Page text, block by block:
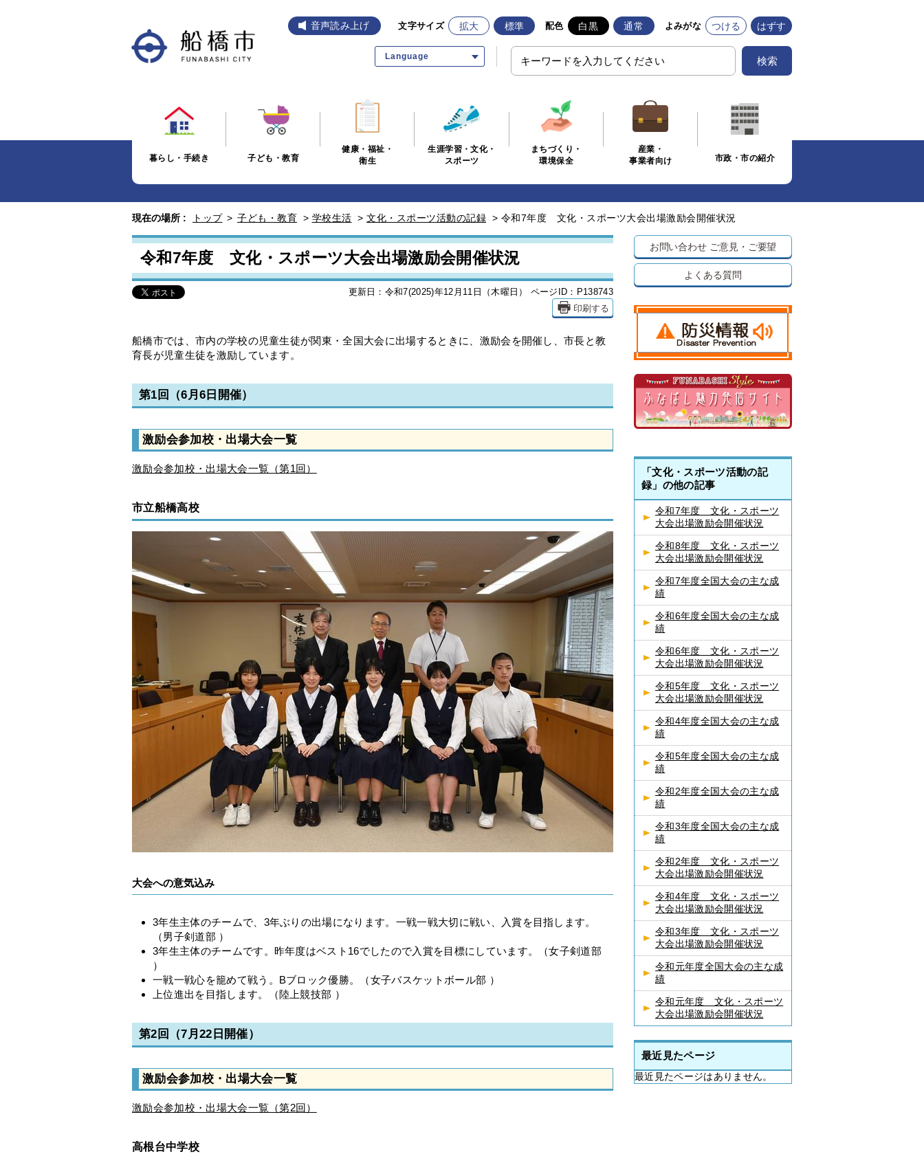
音声読み上げ 文字サイズ 拡大 標準 配色 白黒 通常 よみがな つける はずす
Language 検索
暮らし・手続き 子ども・教育
健康・福祉・
衛生
生涯学習・文化・
スポーツ
まちづくり・
環境保全
産業・
事業者向け
市政・市の紹介
現在の場所 : トップ > 子ども・教育 > 学校生活 > 文化・スポーツ活動の記録 > 令和7年度 文化・スポーツ大会出場激励会開催状況
令和7年度 文化・スポーツ大会出場激励会開催状況
更新日：令和7(2025)年12月11日（木曜日） ページID：P138743
印刷する
船橋市では、市内の学校の児童生徒が関東・全国大会に出場するときに、激励会を開催し、市長と教
育長が児童生徒を激励しています。
第1回（6月6日開催）
激励会参加校・出場大会一覧
激励会参加校・出場大会一覧（第1回）
市立船橋高校
大会への意気込み
3年生主体のチームで、3年ぶりの出場になります。一戦一戦大切に戦い、入賞を目指します。
（男子剣道部 ）
3年生主体のチームです。昨年度はベスト16でしたので入賞を目標にしています。（女子剣道部
）
一戦一戦心を籠めて戦う。Bブロック優勝。（女子バスケットボール部 ）
上位進出を目指します。（陸上競技部 ）
第2回（7月22日開催）
激励会参加校・出場大会一覧
激励会参加校・出場大会一覧（第2回）
高根台中学校
お問い合わせ ご意見・ご要望
よくある質問
「文化・スポーツ活動の記
録」の他の記事
令和7年度 文化・スポーツ
大会出場激励会開催状況
令和8年度 文化・スポーツ
大会出場激励会開催状況
令和7年度全国大会の主な成
績
令和6年度全国大会の主な成
績
令和6年度 文化・スポーツ
大会出場激励会開催状況
令和5年度 文化・スポーツ
大会出場激励会開催状況
令和4年度全国大会の主な成
績
令和5年度全国大会の主な成
績
令和2年度全国大会の主な成
績
令和3年度全国大会の主な成
績
令和2年度 文化・スポーツ
大会出場激励会開催状況
令和4年度 文化・スポーツ
大会出場激励会開催状況
令和3年度 文化・スポーツ
大会出場激励会開催状況
令和元年度全国大会の主な成
績
令和元年度 文化・スポーツ
大会出場激励会開催状況
最近見たページ
最近見たページはありません。